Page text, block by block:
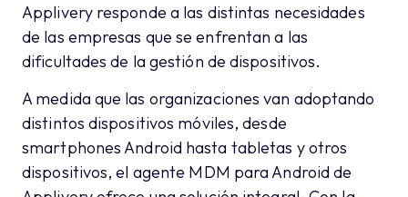
Applivery responde a las distintas necesidades
de las empresas que se enfrentan a las
dificultades de la gestión de dispositivos.
A medida que las organizaciones van adoptando
distintos dispositivos móviles, desde
smartphones Android hasta tabletas y otros
dispositivos, el agente MDM para Android de